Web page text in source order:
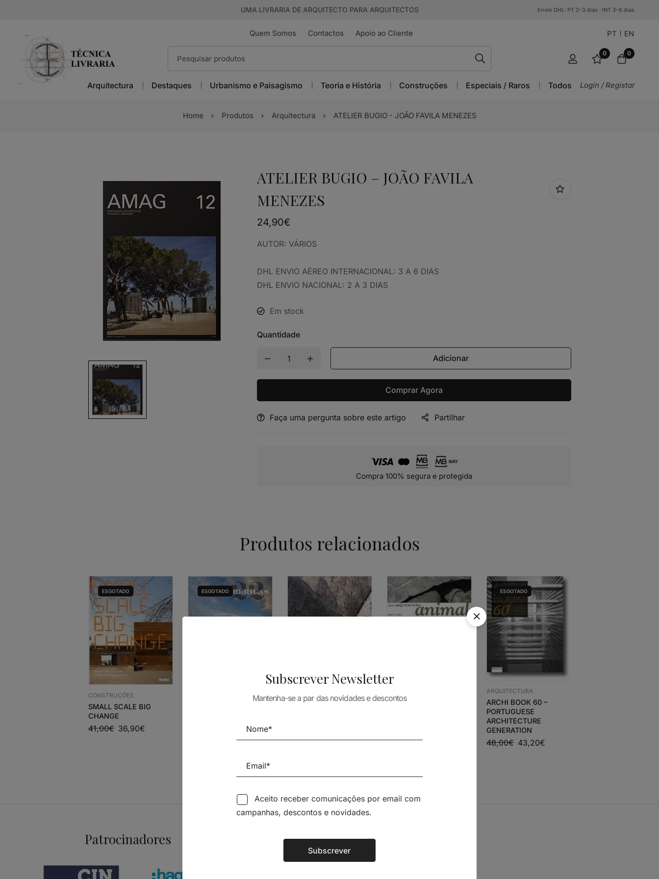
UMA LIVRARIA DE ARQUITECTO PARA ARQUITECTOS Envio DHL: PT 2–3 dias · INT 3–6 dias
Quem Somos Contactos Apoio ao Cliente PT EN
0 0
Arquitectura Destaques Urbanismo e Paisagismo Teoria e História Construções Especiais / Raros Todos Login / Registar
Home Produtos Arquitectura ATELIER BUGIO - JOÃO FAVILA MENEZES
ATELIER BUGIO – JOÃO FAVILA
MENEZES
24,90€
AUTOR: VÁRIOS
DHL ENVIO AÉREO INTERNACIONAL: 3 A 6 DIAS
DHL ENVIO NACIONAL: 2 A 3 DIAS
Em stock
Quantidade
Adicionar
Comprar Agora
Alternative:
Faça uma pergunta sobre este artigo Partilhar
Compra 100% segura e protegida
Produtos relacionados
ESGOTADO
CONSTRUÇÕES
SMALL SCALE BIG
CHANGE
41,00€ 36,90€
ESGOTADO
22 CASAS IBÉRICAS
MATERIA Y FORMA II ARQUITECTURA
ESGOTADO
ARQUITECTURA
ARCHI BOOK 60 –
PORTUGUESE
ARCHITECTURE
GENERATION
48,00€ 43,20€
Patrocinadores
Subscrever Newsletter
Mantenha-se a par das novidades e descontos
Aceito receber comunicações por email com
campanhas, descontos e novidades.
Subscrever